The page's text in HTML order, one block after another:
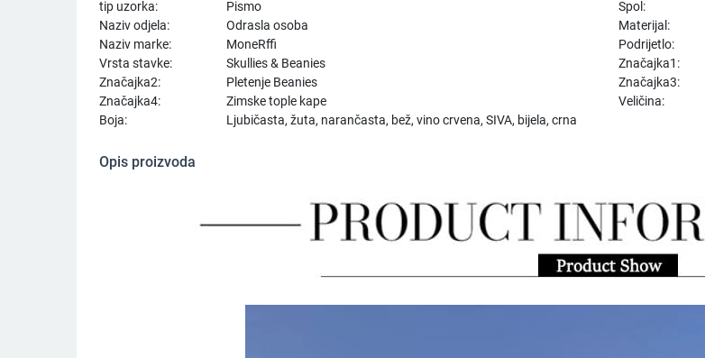
tip uzorka:
Pismo Spol:
Naziv odjela:
Odrasla osoba Materijal:
Naziv marke:
MoneRffi Podrijetlo:
Vrsta stavke:
Skullies & Beanies Značajka1:
Značajka2:
Pletenje Beanies Značajka3:
Značajka4:
Zimske tople kape Veličina:
Boja:
Ljubičasta, žuta, narančasta, bež, vino crvena, SIVA, bijela, crna
Opis proizvoda